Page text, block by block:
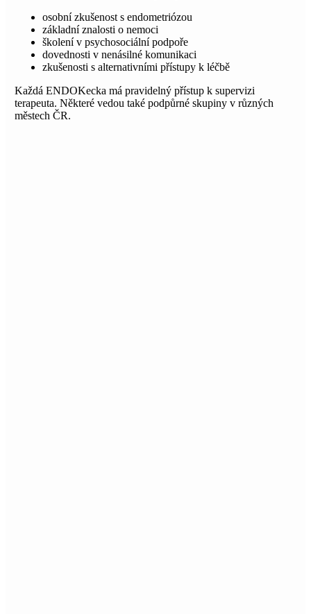
osobní zkušenost s endometriózou
základní znalosti o nemoci
školení v psychosociální podpoře
dovednosti v nenásilné komunikaci
zkušenosti s alternativními přístupy k léčbě
Každá ENDOKecka má pravidelný přístup k supervizi
terapeuta. Některé vedou také podpůrné skupiny v různých
městech ČR.